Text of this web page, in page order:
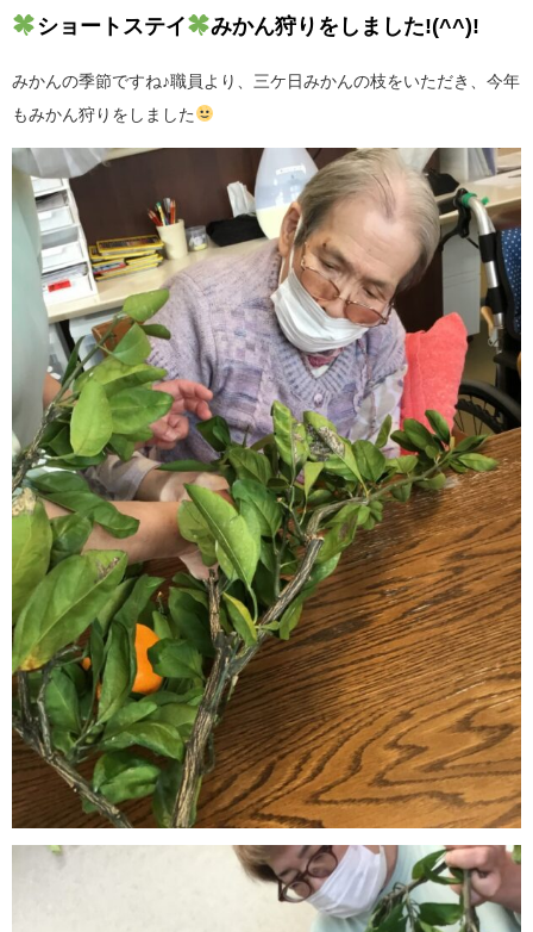
ショートステイ みかん狩りをしました!(^^)!
みかんの季節ですね♪職員より、三ケ日みかんの枝をいただき、今年
もみかん狩りをしました